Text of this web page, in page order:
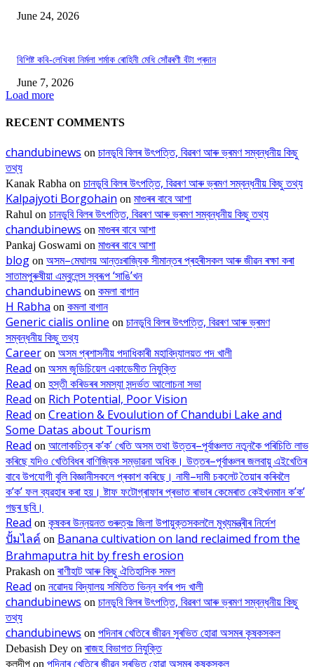
June 24, 2026
বিশিষ্ট কবি-লেখিকা নিৰ্মলা শৰ্মাক ৰোহিনী মেধি সোঁৱৰণী বঁটা প্ৰদান
June 7, 2026
Load more
RECENT COMMENTS
chandubinews on চানডুবি বিলৰ উৎপত্তি, বিৱৰণ আৰু ভ্ৰমণ সম্বন্ধনীয় কিছু
তথ্য
Kanak Rabha on চানডুবি বিলৰ উৎপত্তি, বিৱৰণ আৰু ভ্ৰমণ সম্বন্ধনীয় কিছু তথ্য
Kalpajyoti Borgohain on মাগুৰৰ বাবে আশা
Rahul on চানডুবি বিলৰ উৎপত্তি, বিৱৰণ আৰু ভ্ৰমণ সম্বন্ধনীয় কিছু তথ্য
chandubinews on মাগুৰৰ বাবে আশা
Pankaj Goswami on মাগুৰৰ বাবে আশা
blog on অসম–মেঘালয় আন্তঃৰাজ্যিক সীমান্তৰ প্ৰহৰীসকল আৰু জীৱন ৰক্ষা কৰা
সাতামপুৰুষীয়া এম্বুলেন্স স্বৰূপ ‘সাঙি’খন
chandubinews on কমলা বাগান
H Rabha on কমলা বাগান
Generic cialis online on চানডুবি বিলৰ উৎপত্তি, বিৱৰণ আৰু ভ্ৰমণ
সম্বন্ধনীয় কিছু তথ্য
Career on অসম প্ৰশাসনীয় পদাধিকাৰী মহাবিদ্যালয়ত পদ খালী
Read on অসম জুডিচিয়েল একাডেমীত নিযুক্তি
Read on হস্তী কৰিডৰৰ সমস্যা সন্দৰ্ভত আলোচনা সভা
Read on Rich Potential, Poor Vision
Read on Creation & Evoulution of Chandubi Lake and
Some Datas about Tourism
Read on আলোকচিত্ৰ ক’ক’ খেতি অসম তথা উত্তৰ–পূৰ্বাঞ্চলত নতুনকৈ পৰিচিতি লাভ
কৰিছে যদিও খেতিবিধৰ বাণিজ্যিক সম্ভাৱনা অধিক। উত্তৰ–পূৰ্বাঞ্চলৰ জলবায়ু এইখেতিৰ
বাবে উপযোগী বুলি বিজ্ঞানীসকলে প্ৰকাশ কৰিছে। নামী–দামী চকলেট তৈয়াৰ কৰিবলৈ
ক’ক’ ফল ব্যৱহাৰ কৰা হয়। ষ্টাফ ফটোগ্ৰাফাৰ প্ৰভাত ৰাভাৰ কেমেৰাত কেইখনমান ক’ক’
গছৰ ছবি।
Read on কৃষকৰ উন্নয়নত গুৰুত্বঃ জিলা উপায়ুক্তসকললৈ মুখ্যমন্ত্ৰীৰ নিৰ্দেশ
ปั้มไลค์ on Banana cultivation on land reclaimed from the
Brahmaputra hit by fresh erosion
Prakash onৰাণীহাট আৰু কিছু ঐতিহাসিক সমল
Read on নৱোদয় বিদ্যালয় সমিতিত ভিন্ন বৰ্গৰ পদ খালী
chandubinews on চানডুবি বিলৰ উৎপত্তি, বিৱৰণ আৰু ভ্ৰমণ সম্বন্ধনীয় কিছু
তথ্য
chandubinews on পদিনাৰ খেতিৰে জীৱন সুৰভিত হোৱা অসমৰ কৃষকসকল
Debasish Dey onৰাজহ বিভাগত নিযুক্তি
কুলদীপ on পদিনাৰ খেতিৰে জীৱন সুৰভিত হোৱা অসমৰ কৃষকসকল